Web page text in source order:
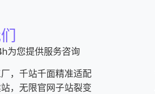
为您提供服务咨询
，千站千面精准适配
，无限官网子站裂变